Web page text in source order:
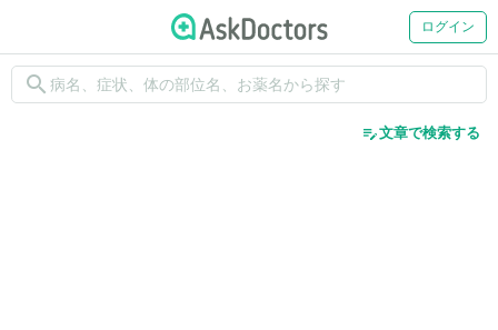
ログイン
search
edit_note文章で検索する